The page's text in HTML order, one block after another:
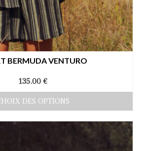
BERMUDA VENTURO
135.00 €
DES OPTIONS